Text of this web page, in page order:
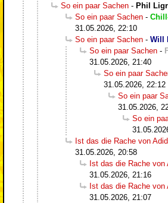
So ein paar Sachen - Phil
So ein paar Sachen -
31.05.2026, 22:10
So ein paar Sachen - Will
So ein paar Sachen -
31.05.2026, 21:40
So ein paar
31.05.2026, 22:12
So ein paar
31.05.2026,
So ein
Ist das die Rache von
31.05.2026, 20:58
Ist das die Rache von
31.05.2026, 21:16
Ist das die Rache von
31.05.2026, 21:07